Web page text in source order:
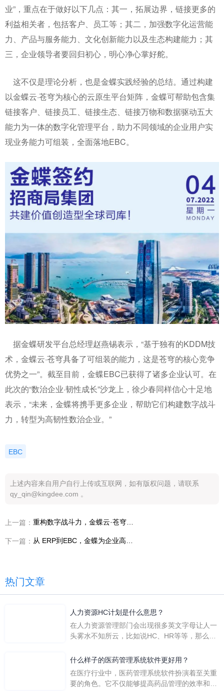
业”，重点在于做好以下几点：其一，拓展边界，链接更多的
利益相关者，包括客户、员工等；其二，加强数字化运营能
力、产品与服务能力、文化创新能力以及生态构建能力；其
三，企业领导者要回归初心，明心净心掌好舵。
这不仅是理论分析，也是金蝶实践经验的总结。通过构建
以金蝶云·苍穹为核心的云原生平台矩阵，金蝶可帮助包含集
链接客户、链接员工、链接生态、链接万物和数据驱动五大
能力为一体的数字化管理平台，助力不同领域的企业用户实
现业务能力可组装，全面落地EBC。
据金蝶研发平台总经理赵燕锡表示，“基于独有的KDDM技
术，金蝶云·苍穹具备了可组装的能力，这是苍穹的核心竞争
优势之一”。截至目前，金蝶EBC已获得了诸多企业认可。在
此次的“数治企业·韧性成长”沙龙上，徐少春同样信心十足地
表示，“未来，金蝶将携手更多企业，帮助它们构建数字战斗
力，转型为高韧性数治企业。”
EBC
上述内容来自用户自行上传或互联网，如有版权问题，请联系
qy_qin@kingdee.com 。
上一篇： 重构数字战斗力，金蝶云·苍穹助力企业积极拥抱EBC时代
下一篇： 从 ERP到EBC，金蝶为企业高效提供数字化管理方案
热门文章
人力资源HC计划是什么意思？
在人力资源管理部门会出现很多英文字母让人一
头雾水不知所云，比如说HC、HR等等，那么它
么呢？
什么样子的医药管理系统软件更好用？
在医疗行业中，医药管理系统软件扮演着至关重
要的角色。它不仅能够提高药品管理的效率和准